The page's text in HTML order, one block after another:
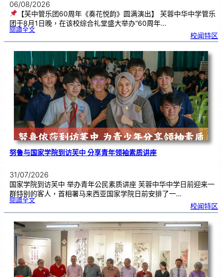
06/08/2026
【芙中管乐团60周年《奏花悦韵》圆满演出】 芙蓉中华中学管乐
团于8月1日晚，在该校综合礼堂盛大举办“60周年…
閱讀全文:芙
乐
6
0
《
奏
花
悦
韵
》
圆
满
演
出
校闻特区
努鲁与国家学院到访芙中 分享青年领袖素质讲座
31/07/2026
国家学院到访芙中 举办青年公民素质讲座 芙蓉中华中学日前迎来一
群特别的客人，首相署马来西亚国家学院日前安排了一…
閱讀全文:努
国
学
院
到
访
中
分
享
青
年
领
袖
素
质
讲
座
校闻特区